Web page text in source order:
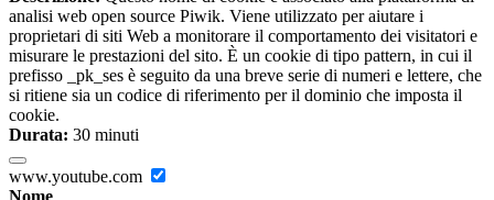
analisi web open source Piwik. Viene utilizzato per aiutare i
proprietari di siti Web a monitorare il comportamento dei visitatori e
misurare le prestazioni del sito. È un cookie di tipo pattern, in cui il
prefisso _pk_ses è seguito da una breve serie di numeri e lettere, che
si ritiene sia un codice di riferimento per il dominio che imposta il
cookie.
Durata: 30 minuti
www.youtube.com